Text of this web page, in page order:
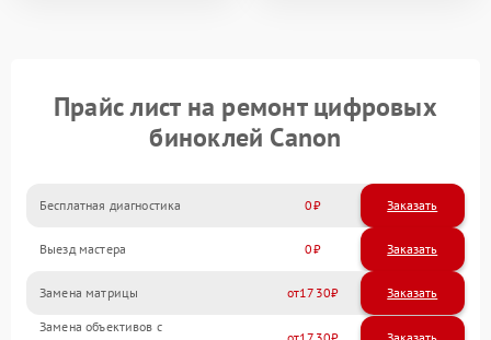
Прайс лист на ремонт цифровых
биноклей Canon
Бесплатная диагностика 0 Заказать
Выезд мастера 0 Заказать
Замена матрицы 1730
Замена объективов с